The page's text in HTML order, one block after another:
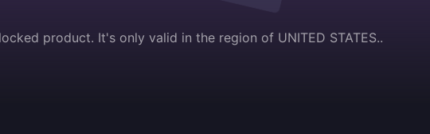
product. It's only valid in the region of UNITED STATES..